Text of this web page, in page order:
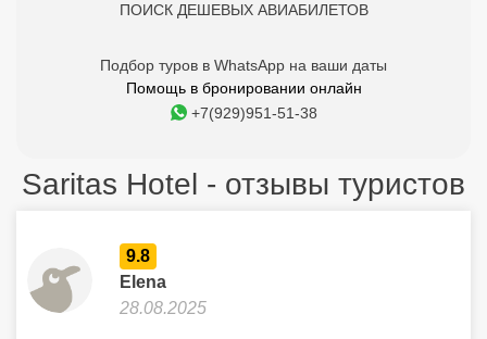
ПОИСК ДЕШЕВЫХ АВИАБИЛЕТОВ
Подбор туров в WhatsApp на ваши даты
Помощь в бронировании онлайн
+7(929)951-51-38
Saritas Hotel - отзывы туристов
9.8
Elena
28.08.2025